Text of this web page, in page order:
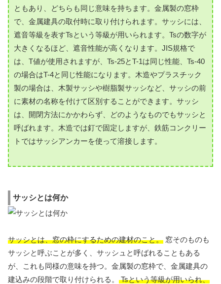
ともあり、どちらも同じ意味を持ちます。金属製の窓枠
で、金属建具の取付時に取り付けられます。サッシには、
遮音等級を表すTsという等級が用いられます。Tsの数字が
大きくなるほど、遮音性能が高くなります。JIS規格で
は、T値が使用されますが、Ts-25とT-1は同じ性能、Ts-40
の場合はT-4と同じ性能になります。木造やプラスチック
製の場合は、木製サッシや樹脂製サッシなど、サッシの前
に素材の名称を付けて区別することができます。サッシ
は、開閉方法にかかわらず、どのようなものでもサッシと
呼ばれます。木造では釘で固定しますが、鉄筋コンクリー
トではサッシアンカーを使って溶接します。
サッシとは何か
サッシとは、窓の枠にするための建材のこと。 窓そのものも
サッシと呼ぶことが多く、サッシュと呼ばれることもある
が、これも同様の意味を持つ。金属製の窓枠で、金属建具の
建込みの段階で取り付けられる。 Tsという等級が用いられ、